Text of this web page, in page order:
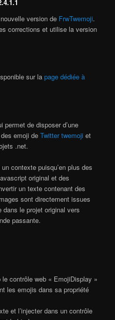
version de FrwTwemoji.
corrections et utilise la version
sur lapage dédiée à
permet de disposer d’une
des emoji deTwitter twemoji et
.net.
contexte puisqu’en plus des
original et des
un texte contenant des
sont directement issues
le projet original vers
passante.
contrôle web « EmojiDisplay »
les emojis dans sa propriété
et l’injecter dans un contrôle